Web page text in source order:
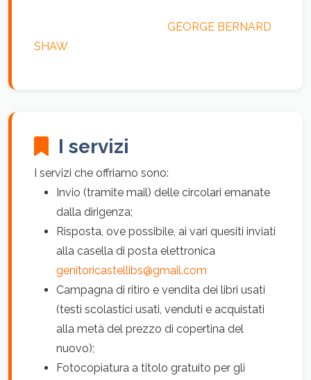
GEORGE BERNARD
SHAW
I servizi
I servizi che offriamo sono:
Invio (tramite mail) delle circolari emanate
dalla dirigenza;
Risposta, ove possibile, ai vari quesiti inviati
alla casella di posta elettronica
genitoricastellibs@gmail.com
Campagna di ritiro e vendita dei libri usati
(testi scolastici usati, venduti e acquistati
alla metà del prezzo di copertina del
nuovo);
Fotocopiatura a titolo gratuito per gli